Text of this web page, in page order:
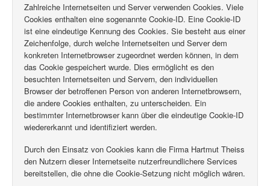
Zahlreiche Internetseiten und Server verwenden Cookies. Viele
Cookies enthalten eine sogenannte Cookie-ID. Eine Cookie-ID
ist eine eindeutige Kennung des Cookies. Sie besteht aus einer
Zeichenfolge, durch welche Internetseiten und Server dem
konkreten Internetbrowser zugeordnet werden können, in dem
das Cookie gespeichert wurde. Dies ermöglicht es den
besuchten Internetseiten und Servern, den individuellen
Browser der betroffenen Person von anderen Internetbrowsern,
die andere Cookies enthalten, zu unterscheiden. Ein
bestimmter Internetbrowser kann über die eindeutige Cookie-ID
wiedererkannt und identifiziert werden.
Durch den Einsatz von Cookies kann die Firma Hartmut Theiss
den Nutzern dieser Internetseite nutzerfreundlichere Services
bereitstellen, die ohne die Cookie-Setzung nicht möglich wären.